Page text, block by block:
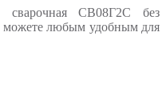
сварочная СВ08Г2C без
любым удобным для